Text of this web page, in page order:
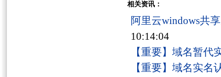
相关资讯：
阿里云windows共
10:14:04
【重要】域名暂代
【重要】域名实名